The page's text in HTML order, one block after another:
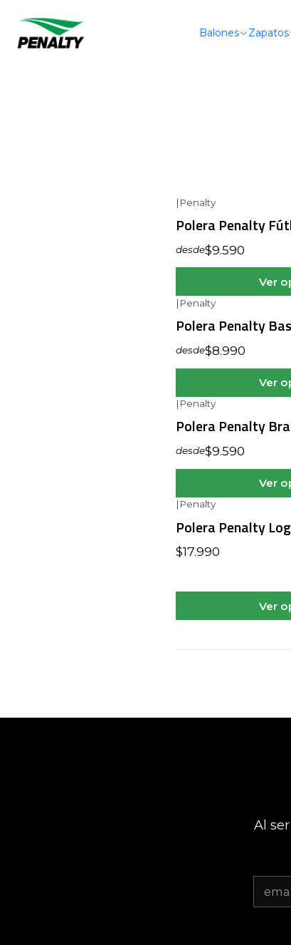
Balones Zapatos
| Penalty
Polera Penalty
desde$9.590
Ver
| Penalty
Polera Penalty
desde$8.990
Ver
| Penalty
Polera Penalty
desde$9.590
Ver
| Penalty
Polera Penalty
$17.990
Ver
Al